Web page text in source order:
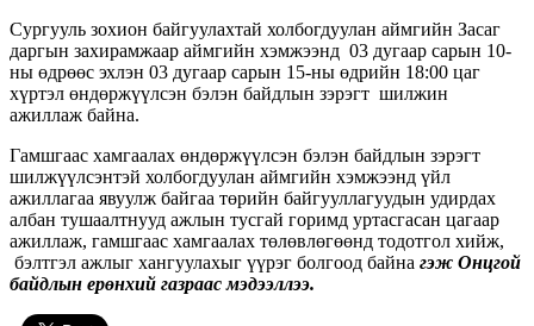
Сургууль зохион байгуулахтай холбогдуулан аймгийн Засаг
даргын захирамжаар аймгийн хэмжээнд 03 дугаар сарын 10-
ны өдрөөс эхлэн 03 дугаар сарын 15-ны өдрийн 18:00 цаг
хүртэл өндөржүүлсэн бэлэн байдлын зэрэгт шилжин
ажиллаж байна.
Гамшгаас хамгаалах өндөржүүлсэн бэлэн байдлын зэрэгт
шилжүүлсэнтэй холбогдуулан аймгийн хэмжээнд үйл
ажиллагаа явуулж байгаа төрийн байгууллагуудын удирдах
албан тушаалтнууд ажлын тусгай горимд уртасгасан цагаар
ажиллаж, гамшгаас хамгаалах төлөвлөгөөнд тодотгол хийж,
бэлтгэл ажлыг хангуулахыг үүрэг болгоод байна гэж Онцгой
байдлын ерөнхий газраас мэдээллээ.